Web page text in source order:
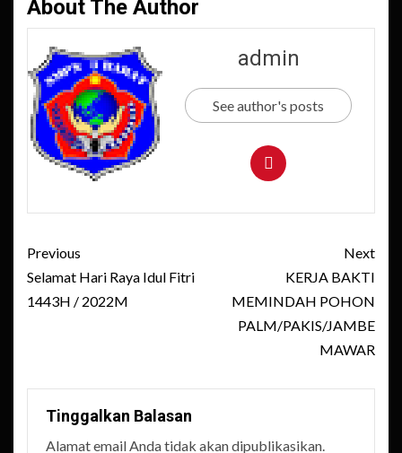
Nanda
dan
Nurul
Jannah
sebagai
Pengibar
Bendera
Komandan
Upacara
About The Author
admin
See author's posts
Post
navigation
Previous
Selamat Hari Raya Idul Fitri
1443H / 2022M
Next
KERJA BAKTI
MEMINDAH POHON
PALM/PAKIS/JAMBE
MAWAR
Tinggalkan Balasan
Alamat email Anda tidak akan dipublikasikan.